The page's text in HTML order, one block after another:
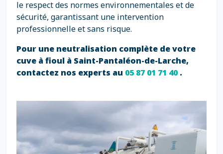
le respect des normes environnementales et de
sécurité, garantissant une intervention
professionnelle et sans risque.
Pour une neutralisation complète de votre
cuve à fioul à Saint-Pantaléon-de-Larche,
contactez nos experts au 05 87 01 71 40.